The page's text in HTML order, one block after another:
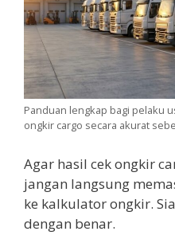
Panduan lengkap bagi pelaku
ongkir cargo secara akurat
Agar hasil cek ongkir
jangan langsung
ke kalkulator ongkir.
dengan benar.